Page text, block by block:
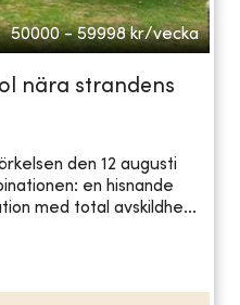
50000 - 59998 kr/vecka
nära strandens
den 12 augusti
en hisnande
med total avskildhe...